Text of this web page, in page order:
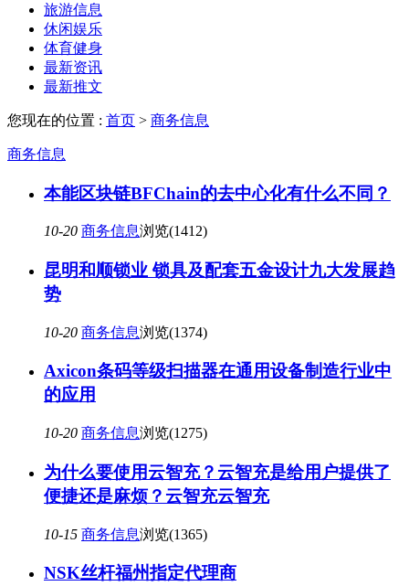
旅游信息
休闲娱乐
体育健身
最新资讯
最新推文
您现在的位置 : 首页 > 商务信息
商务信息
本能区块链BFChain的去中心化有什么不同？
10-20 商务信息浏览(1412)
昆明和顺锁业 锁具及配套五金设计九大发展趋
势
10-20 商务信息浏览(1374)
Axicon条码等级扫描器在通用设备制造行业中
的应用
10-20 商务信息浏览(1275)
为什么要使用云智充？云智充是给用户提供了
便捷还是麻烦？云智充云智充
10-15 商务信息浏览(1365)
NSK丝杆福州指定代理商